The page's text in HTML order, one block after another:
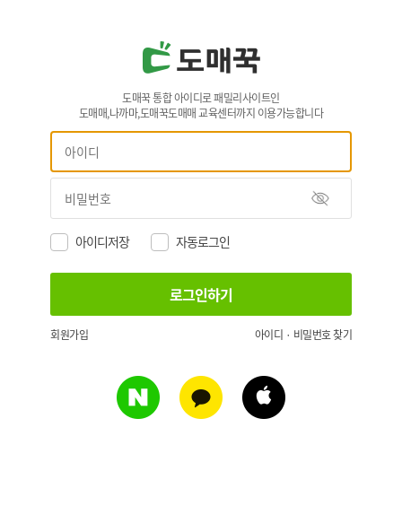
도매꾹 통합 아이디로 패밀리사이트인
도매매,나까마,도매꾹도매매 교육센터까지 이용가능합니다
아이디저장 자동로그인
회원가입 아이디 · 비밀번호 찾기